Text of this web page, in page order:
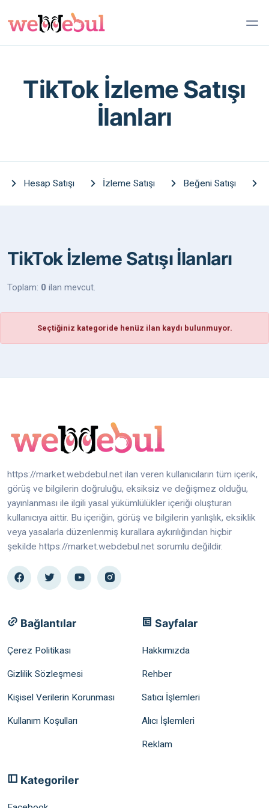
TikTok İzleme Satışı
İlanları
Hesap Satışı İzleme Satışı Beğeni Satışı
TikTok İzleme Satışı İlanları
Toplam: 0 ilan mevcut.
Seçtiğiniz kategoride henüz ilan kaydı bulunmuyor.
https://market.webdebul.net ilan veren kullanıcıların tüm içerik,
görüş ve bilgilerin doğruluğu, eksiksiz ve değişmez olduğu,
yayınlanması ile ilgili yasal yükümlülükler içeriği oluşturan
kullanıcıya aittir. Bu içeriğin, görüş ve bilgilerin yanlışlık, eksiklik
veya yasalarla düzenlenmiş kurallara aykırılığından hiçbir
şekilde https://market.webdebul.net sorumlu değildir.
Bağlantılar
Çerez Politikası
Gizlilik Sözleşmesi
Kişisel Verilerin Korunması
Kullanım Koşulları
Sayfalar
Hakkımızda
Rehber
Satıcı İşlemleri
Alıcı İşlemleri
Reklam
Kategoriler